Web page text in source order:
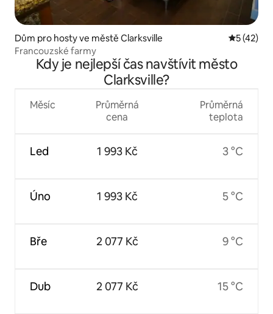
Dům pro hosty ve městě Clarksville Průměrné
5 (42)
Francouzské farmy
Kdy je nejlepší čas navštívit město
Clarksville?
Měsíc
Led
Úno
Bře
Dub
Průměrná
cena
1 993 Kč
1 993 Kč
2 077 Kč
2 077 Kč
Průměrná
teplota
3 °C
5 °C
9 °C
15 °C